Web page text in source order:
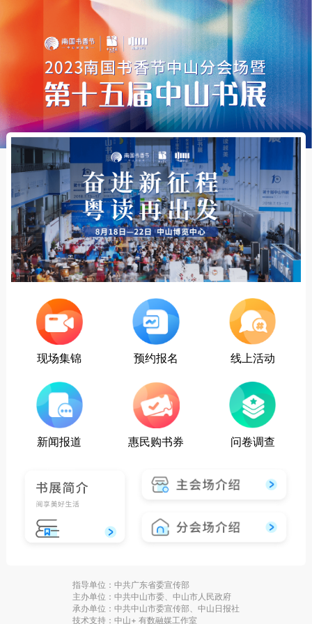
现场集锦 预约报名 线上活动
新闻报道 惠民购书券 问卷调查
指导单位：中共广东省委宣传部
主办单位：中共中山市委、中山市人民政府
承办单位：中共中山市委宣传部、中山日报社
技术支持：中山+ 有数融媒工作室